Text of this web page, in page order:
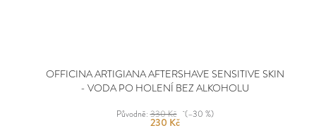
OFFICINA ARTIGIANA AFTERSHAVE SENSITIVE SKIN
- VODA PO HOLENÍ BEZ ALKOHOLU
Původně:330 Kč (–30 %)
230 Kč